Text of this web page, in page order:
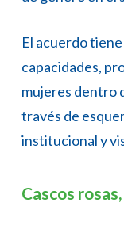
El acuerdo
capacidades,
mujeres dentro
través de
institucional y
Cascos